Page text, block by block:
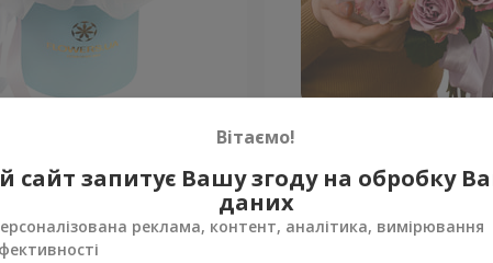
"19 троянд Memory"
Уточнити Немає в наявності
Вітаємо!
сайт запитує Вашу згоду на обробку
даних
реклама, контент, аналітика, вимірювання